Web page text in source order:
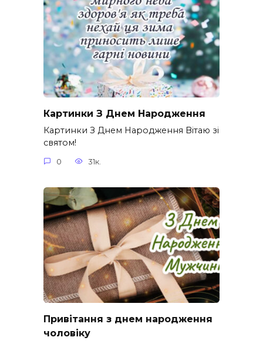
Картинки З Днем Народження
Картинки З Днем Народження Вітаю зі
святом!
0 31к.
Привітання з днем народження
чоловіку